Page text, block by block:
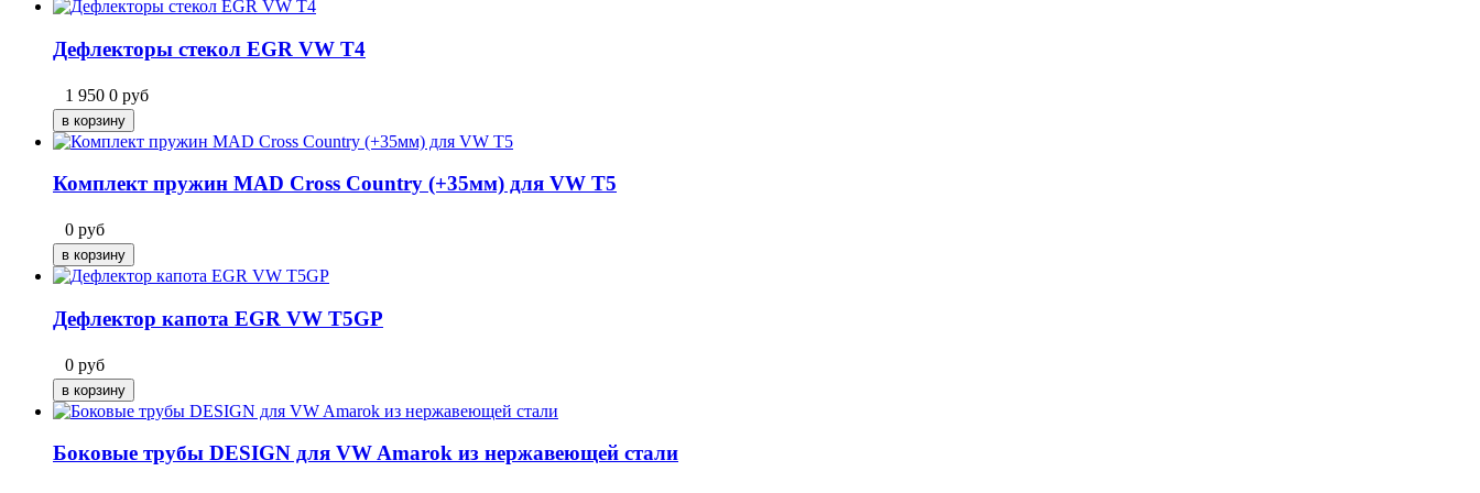
Дефлекторы стекол EGR VW T4
1 950 0 руб
Комплект пружин MAD Cross Country (+35мм) для VW T5
0 руб
Дефлектор капота EGR VW T5GP
0 руб
Боковые трубы DESIGN для VW Amarok из нержавеющей стали